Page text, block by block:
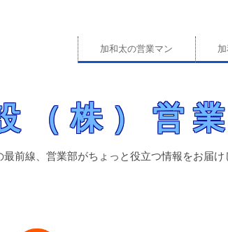
加和太の営業マン
（株）営
前線、営業部がちょっと役立つ情報をお届け